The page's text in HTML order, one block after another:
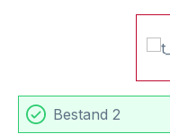
Bestand 2